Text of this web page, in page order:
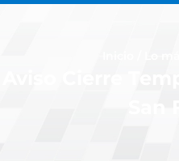
Lo
Aviso Cierre